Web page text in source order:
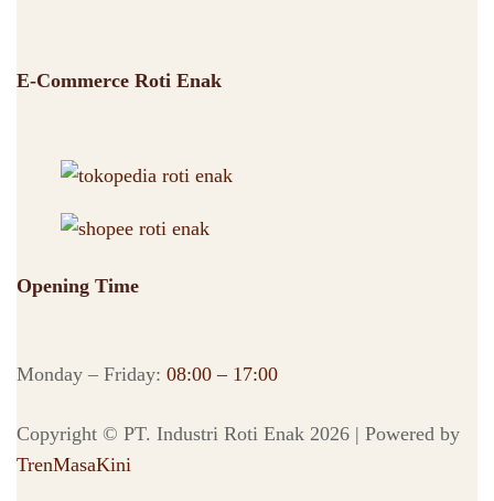
E-Commerce Roti Enak
Opening Time
Monday – Friday: 08:00 – 17:00
Copyright © PT. Industri Roti Enak 2026 | Powered by
TrenMasaKini